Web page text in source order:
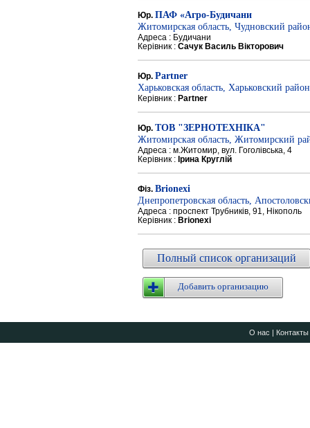
Юр. ПАФ «Агро-Будичани
Житомирская область, Чудновский
Адреса : Будичани
Керівник : Сачук Василь Вікторович
Юр. Partner
Харьковская область, Харьковский район
Керівник : Partner
Юр. ТОВ "ЗЕРНОТЕХНІКА"
Житомирская область, Житомирский
Адреса : м.Житомир, вул. Гоголівська, 4
Керівник : Ірина Круглій
Фіз. Brionexi
Днепропетровская область,
Адреса : проспект Трубників, 91, Нікополь
Керівник : Brionexi
Полный список организаций
Добавить организацию
О нас | Контакты